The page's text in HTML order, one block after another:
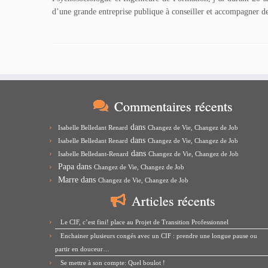
d’une grande entreprise publique à conseiller et accompagner
Commentaires récents
Isabelle Belledant Renard dans Changez de Vie, Changez de Job
Isabelle Belledant Renard dans Changez de Vie, Changez de Job
Isabelle Belledant-Renard dans Changez de Vie, Changez de Job
Papa dans Changez de Vie, Changez de Job
Marre dans Changez de Vie, Changez de Job
Articles récents
Le CIF, c’est fini! place au Projet de Transition Professionnel
Enchainer plusieurs congés avec un CIF : prendre une longue pause ou
partir en douceur…
Se mettre à son compte: Quel boulot !